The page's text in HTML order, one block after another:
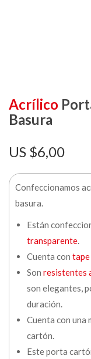
Acrílico
Basura
$6,00
Confeccionamos
basura.
Están
transparente.
Cuenta con
Son resistentes
son elegantes,
duración.
Cuenta con una
cartón.
Este porta